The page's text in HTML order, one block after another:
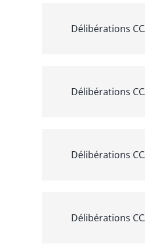
Délibérations
Délibérations
Délibérations
Délibérations